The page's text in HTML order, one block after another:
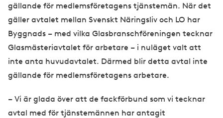
gällande för medlemsföretagens tjänstemän. När det
gäller avtalet mellan Svenskt Näringsliv och LO har
Byggnads – med vilka Glasbranschföreningen tecknar
Glasmästeriavtalet för arbetare – i nuläget valt att
inte anta huvudavtalet. Därmed blir detta avtal inte
gällande för medlemsföretagens arbetare.
– Vi är glada över att de fackförbund som vi tecknar
avtal med för tjänstemännen har antagit